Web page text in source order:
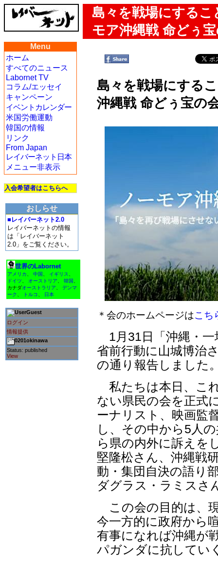
島々を戦場にする
モア沖縄戦 命どぅ
Menu
ホーム
すべてのニュース
Labornet TV
コラム/エッセイ
キャンペーン
イベントカレンダー
米国労働運動
韓国の情報
リンク
From Japan
レイバーネット日本
メニュー非表示
入会希望者はこちらへ
おしらせ
■レイバーネット2.0
レイバーネットの情報
は「レイバーネット
2.0」をご覧ください。
世界のLabornet
アメリカ 中国 イギリス
ドイツ
オーストリア 韓国
カナダオーストラリア
デンマ
ーク
トルコ 日本
Guest
ログイン
情報提供
0201okinawa
Status: published
View
島々を戦場にする
沖縄戦 命どぅ宝の
＊会のホームページはこち
1月31日「沖縄・一
省前行動に山城博治
の通り報告しました
私たちは本日、こ
ない県民の会を正式
ーナリスト、映画監
し、その中から5人
ら県の内外に訴えを
堅隆松さん、沖縄戦
動・集団自決の語り
ダグラス・ラミスさ
この会の目的は、
今一方的に政府から
有事になれば沖縄が
パガンダに抗してい